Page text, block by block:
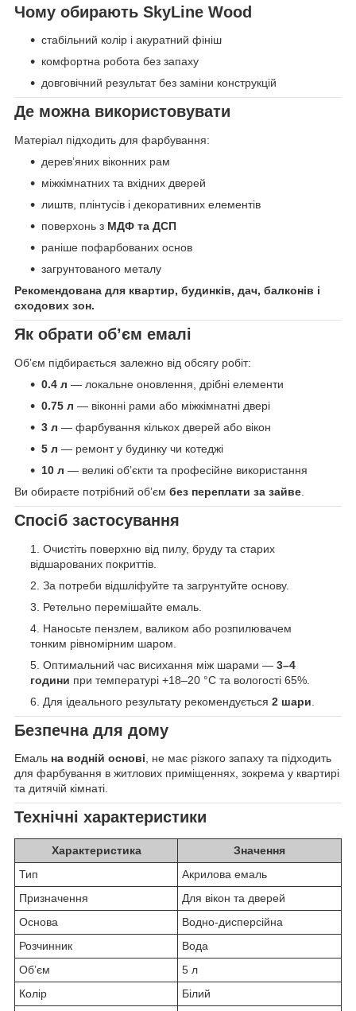
Чому обирають SkyLine Wood
стабільний колір і акуратний фініш
комфортна робота без запаху
довговічний результат без заміни конструкцій
Де можна використовувати
Матеріал підходить для фарбування:
деревʼяних віконних рам
міжкімнатних та вхідних дверей
лиштв, плінтусів і декоративних елементів
поверхонь з МДФ та ДСП
раніше пофарбованих основ
загрунтованого металу
Рекомендована для квартир, будинків, дач, балконів і
сходових зон.
Як обрати обʼєм емалі
Обʼєм підбирається залежно від обсягу робіт:
0.4 л — локальне оновлення, дрібні елементи
0.75 л — віконні рами або міжкімнатні двері
3 л — фарбування кількох дверей або вікон
5 л — ремонт у будинку чи котеджі
10 л — великі обʼєкти та професійне використання
Ви обираєте потрібний обʼєм без переплати за зайве
Спосіб застосування
Очистіть поверхню від пилу, бруду та старих
відшарованих покриттів.
За потреби відшліфуйте та загрунтуйте основу.
Ретельно перемішайте емаль.
Наносьте пензлем, валиком або розпилювачем
тонким рівномірним шаром.
Оптимальний час висихання між шарами — 3–4
години при температурі +18–20 °C та вологості 65%.
Для ідеального результату рекомендується 2 шари
Безпечна для дому
Емаль на водній основі , не має різкого запаху та підходить
для фарбування в житлових приміщеннях, зокрема у квартирі
та дитячій кімнаті.
Технічні характеристики
Характеристика
Значення
Тип
Акрилова емаль
Призначення
Для вікон та дверей
Основа
Водно-дисперсійна
Розчинник
Вода
Обʼєм
5 л
Колір
Білий